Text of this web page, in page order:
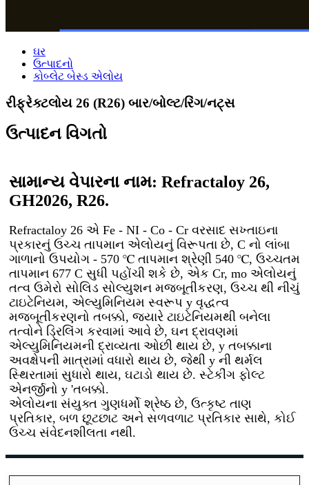
ઘર
ઉત્પાદનો
કોબ્લેટ બેસ્ડ એલોય
રીફ્રેક્ટલોય 26 (R26) બાર/બોલ્ટ/રિંગ/નટ્સ
ઉત્પાદન વિગતો
સામાન્ય વેપારના નામ: Refractaloy 26,
GH2026, R26.
Refractaloy 26 એ Fe - NI - Co - Cr વરસાદ સખ્તાઇના
પ્રકારનું ઉચ્ચ તાપમાન એલોયનું વિરૂપતા છે, C નો લાંબા
ગાળાનો ઉપયોગ - 570 ℃ તાપમાન શ્રેણી 540 ℃, ઉચ્ચતમ
તાપમાન 677 C સુધી પહોંચી શકે છે, એક Cr, mo એલોયનું
તત્વ ઉમેરો સોલિડ સોલ્યુશન મજબૂતીકરણ, ઉચ્ચ થી નીચું
ટાઇટેનિયમ, એલ્યુમિનિયમ સ્વરૂપ y વૃદ્ધત્વ
મજબૂતીકરણનો તબક્કો, જ્યારે ટાઇટેનિયમથી બનેલા
તત્વોને ડ્રિલિંગ કરવામાં આવે છે, ઘન દ્રાવણમાં
એલ્યુમિનિયમની દ્રાવ્યતા ઓછી થાય છે, y તબક્કાના
અવક્ષેપની માત્રામાં વધારો થાય છે, જેથી y ની થર્મલ
સ્થિરતામાં સુધારો થાય, ઘટાડો થાય છે. સ્ટેકીંગ ફોલ્ટ
એનર્જીનો y 'તબક્કો.
એલોયના સંયુક્ત ગુણધર્મો શ્રેષ્ઠ છે, ઉત્કૃષ્ટ તાણ
પ્રતિકાર, બળ છૂટછાટ અને સળવળાટ પ્રતિકાર સાથે, કોઈ
ઉચ્ચ સંવેદનશીલતા નથી.